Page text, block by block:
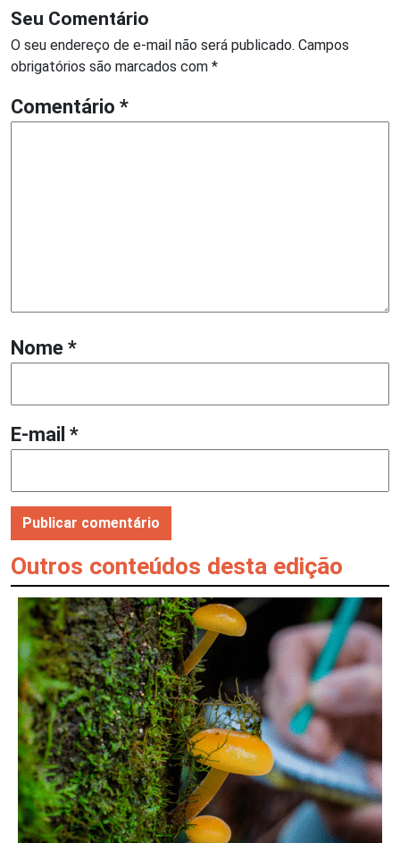
Seu Comentário
O seu endereço de e-mail não será publicado. Campos
obrigatórios são marcados com *
Comentário *
Nome *
E-mail *
Outros conteúdos desta edição